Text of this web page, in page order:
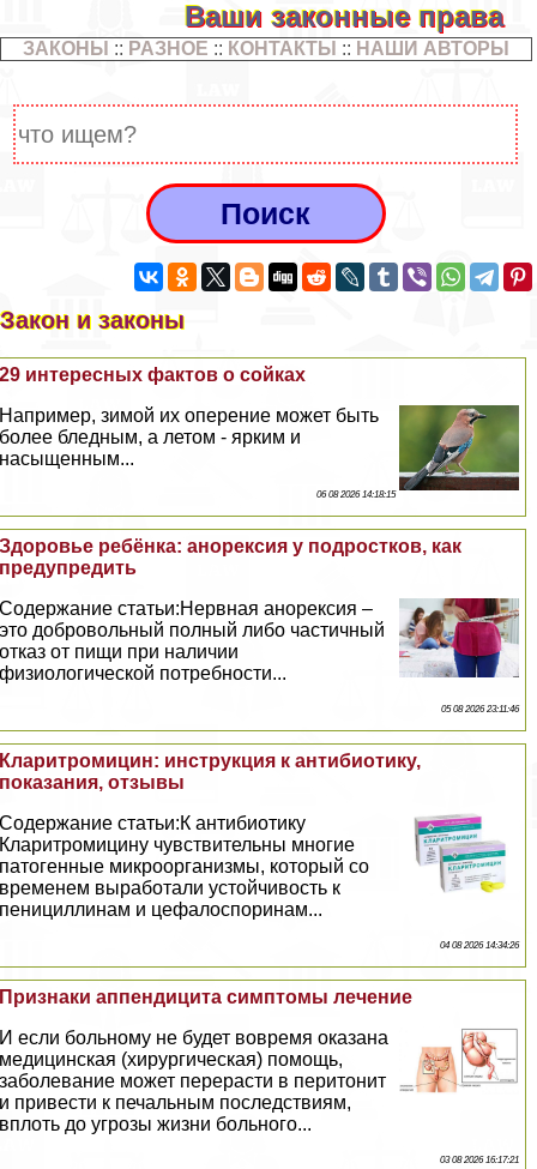
Ваши законные права
ЗАКОНЫ :: РАЗНОЕ :: КОНТАКТЫ :: НАШИ АВТОРЫ
Закон и законы
29 интересных фактов о сойках
Например, зимой их оперение может быть
более бледным, а летом - ярким и
насыщенным...
06 08 2026 14:18:15
Здоровье ребёнка: анорексия у подростков, как
предупредить
Содержание статьи:Нервная анорексия –
это добровольный полный либо частичный
отказ от пищи при наличии
физиологической потребности...
05 08 2026 23:11:46
Кларитромицин: инструкция к антибиотику,
показания, отзывы
Содержание статьи:К антибиотику
Кларитромицину чувствительны многие
патогенные микроорганизмы, который со
временем выработали устойчивость к
пенициллинам и цефалоспоринам...
04 08 2026 14:34:26
Признаки аппендицита симптомы лечение
И если больному не будет вовремя оказана
медицинская (хирургическая) помощь,
заболевание может перерасти в перитонит
и привести к печальным последствиям,
вплоть до угрозы жизни больного...
03 08 2026 16:17:21